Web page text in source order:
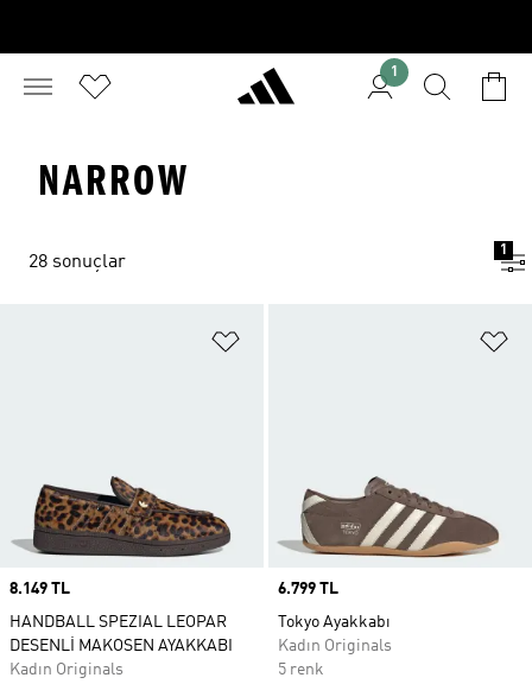
1
NARROW
28 sonuçlar
1
Price
8.149 TL
HANDBALL SPEZIAL LEOPAR
DESENLİ MAKOSEN AYAKKABI
Kadın Originals
Price
6.799 TL
Tokyo Ayakkabı
Kadın Originals
5 renk